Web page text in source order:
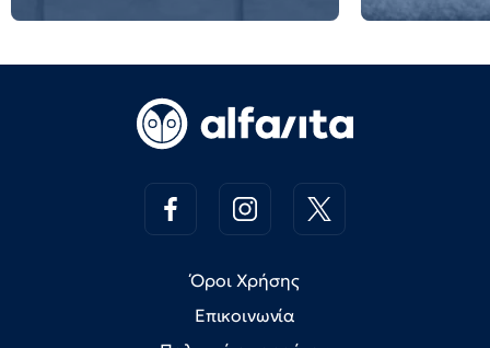
Όροι Χρήσης
Επικοινωνία